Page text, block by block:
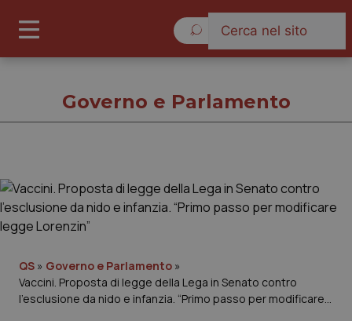
Cronache
Governo e Parlamento
Regioni e Asl
Governo e Parlamento
QS » Governo e Parlamento »
Vaccini. Proposta di legge della Lega in Senato contro
l’esclusione da nido e infanzia. “Primo passo per modificare